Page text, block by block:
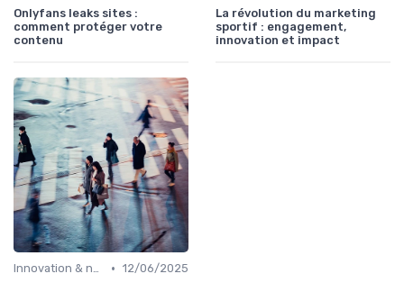
Onlyfans leaks sites :
comment protéger votre
contenu
La révolution du marketing
sportif : engagement,
innovation et impact
Innovation & nouveaux leviers marketing • 12/06/2025